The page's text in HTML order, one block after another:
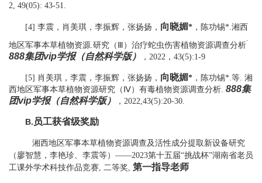
2, 49(05): 43-51.
[4] 李震，肖美琪，李振辉，张扬扬， 向晓媚* ，陈功锡*.湘西
地区军事本草植物资源.研究（ ）治疗蛇虫伤害植物资源调查分析
.
888集团vip学报（自然科学版） ， 2022 ， 43(5):1-9
[5] 肖美琪，李震， 李振辉，张扬扬， 向晓媚* ，陈功锡*.等. 湘
西地区军事本草植物资源研究（ Ⅳ）有毒植物资源调查分析. 888集
团vip学报（自然科学版）
， 2022,43(5):20-30.
B. 员工获省级奖励
湘西地区军事本草植物资源调查及活性成分提取新设备研究
（廖智慧，李艳珍、李震等） ——2023第十五届“挑战杯”湖南省老员
工课外学术科技作品竞赛, 二等奖, 第一指导老师